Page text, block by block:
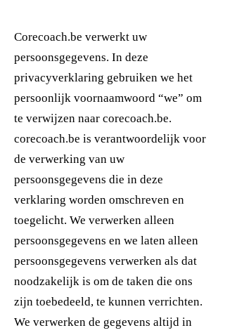
Corecoach.be verwerkt uw
persoonsgegevens. In deze
privacyverklaring gebruiken we het
persoonlijk voornaamwoord “we” om
te verwijzen naar corecoach.be.
corecoach.be is verantwoordelijk voor
de verwerking van uw
persoonsgegevens die in deze
verklaring worden omschreven en
toegelicht. We verwerken alleen
persoonsgegevens en we laten alleen
persoonsgegevens verwerken als dat
noodzakelijk is om de taken die ons
zijn toebedeeld, te kunnen verrichten.
We verwerken de gegevens altijd in